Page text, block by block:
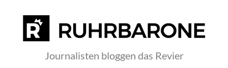
Journalisten bloggen das Revier